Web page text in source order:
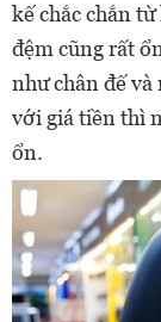
kế chắc chắn
đệm cũng rất
như chân đế
với giá tiền thì
ổn.